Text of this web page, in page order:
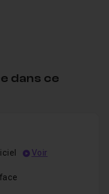
en créant un site
format mobile,
maquette,
pour révision.
dans ce
Voir